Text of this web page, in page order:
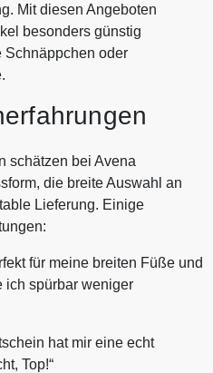
Mit diesen Angeboten
besonders günstig
Schnäppchen oder
schätzen bei Avena
die breite Auswahl an
Lieferung. Einige
für meine breiten Füße und
ich spürbar weniger
hat mir eine echt
Top!“